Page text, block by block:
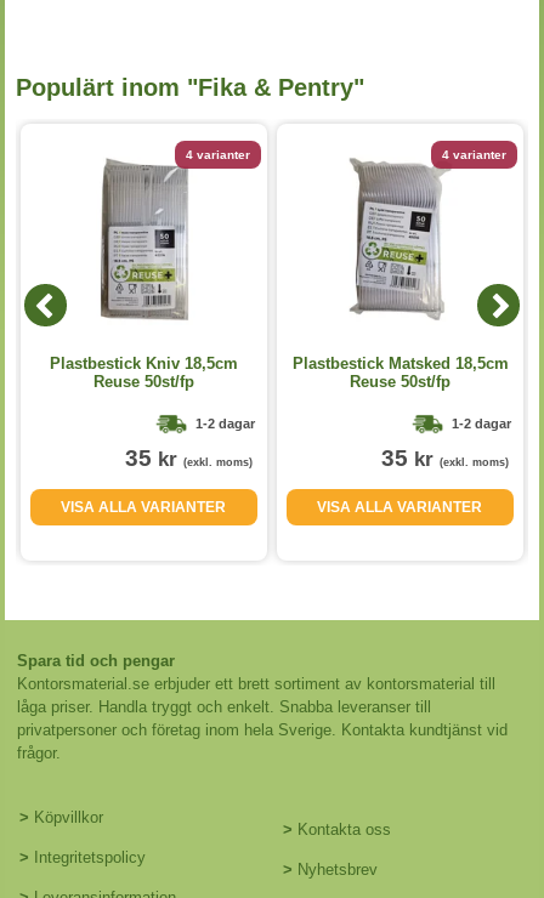
Populärt inom "Fika & Pentry"
4 varianter
Plastbestick Kniv 18,5cm
Reuse 50st/fp
1-2 dagar
35 kr (exkl. moms)
VISA ALLA VARIANTER
4 varianter
Plastbestick Matsked 18,5cm
Reuse 50st/fp
1-2 dagar
35 kr (exkl. moms)
VISA ALLA VARIANTER
Spara tid och pengar
Kontorsmaterial.se erbjuder ett brett sortiment av kontorsmaterial till
låga priser. Handla tryggt och enkelt. Snabba leveranser till
privatpersoner och företag inom hela Sverige. Kontakta kundtjänst vid
frågor.
> Köpvillkor
> Integritetspolicy
> Kontakta oss
> Nyhetsbrev